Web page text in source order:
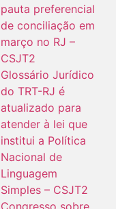
pauta preferencial
de conciliação em
março no RJ –
CSJT2
Glossário Jurídico
do TRT-RJ é
atualizado para
atender à lei que
institui a Política
Nacional de
Linguagem
Simples – CSJT2
Congresso sobre